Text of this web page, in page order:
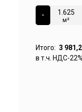
-
м²
Итого: 3
в т.ч. НДС-